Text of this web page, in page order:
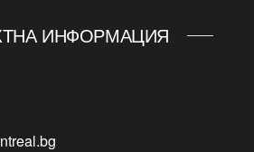
ИНФОРМАЦИЯ